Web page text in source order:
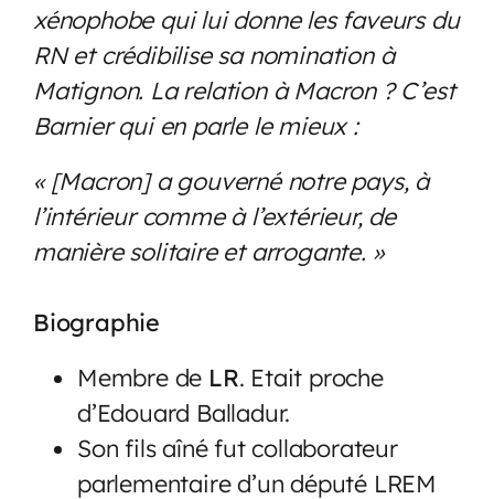
xénophobe qui lui donne les faveurs du
RN et crédibilise sa nomination à
Matignon. La relation à Macron ? C’est
Barnier qui en parle le mieux :
« [Macron] a gouverné notre pays, à
l’intérieur comme à l’extérieur, de
manière solitaire et arrogante. »
Biographie
Membre de LR. Etait proche
d’Edouard Balladur.
Son fils aîné fut collaborateur
parlementaire d’un député LREM